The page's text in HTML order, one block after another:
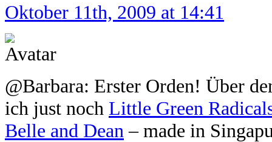
Oktober 11th, 2009 at 14:41
@Barbara: Erster Orden! Über
ich just noch Little Green
Belle and Dean – made in